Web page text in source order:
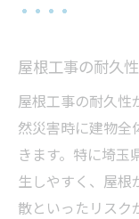
屋根工事の耐久
屋根工事の耐久性
然災害時に建物全
きます。特に埼玉
生しやすく、屋根
散といったリスク